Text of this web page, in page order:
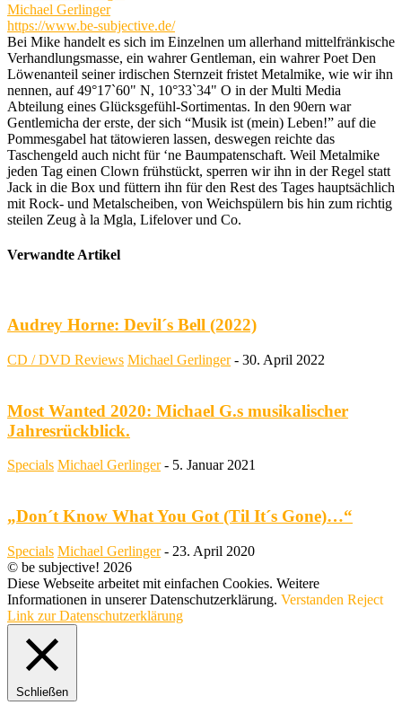
Michael Gerlinger
https://www.be-subjective.de/
Bei Mike handelt es sich im Einzelnen um allerhand mittelfränkische
Verhandlungsmasse, ein wahrer Gentleman, ein wahrer Poet Den
Löwenanteil seiner irdischen Sternzeit fristet Metalmike, wie wir ihn
nennen, auf 49°17`60" N, 10°33`34" O in der Multi Media
Abteilung eines Glücksgefühl-Sortimentas. In den 90ern war
Gentlemicha der erste, der sich “Musik ist (mein) Leben!” auf die
Pommesgabel hat tätowieren lassen, deswegen reichte das
Taschengeld auch nicht für ‘ne Baumpatenschaft. Weil Metalmike
jeden Tag einen Clown frühstückt, sperren wir ihn in der Regel statt
Jack in die Box und füttern ihn für den Rest des Tages hauptsächlich
mit Rock- und Metalscheiben, von Weichspülern bis hin zum richtig
steilen Zeug à la Mgla, Lifelover und Co.
Verwandte Artikel
Audrey Horne: Devil´s Bell (2022)
CD / DVD Reviews Michael Gerlinger - 30. April 2022
Most Wanted 2020: Michael G.s musikalischer
Jahresrückblick.
Specials Michael Gerlinger - 5. Januar 2021
„Don´t Know What You Got (Til It´s Gone)…“
Specials Michael Gerlinger - 23. April 2020
© be subjective! 2026
Diese Webseite arbeitet mit einfachen Cookies. Weitere
Informationen in unserer Datenschutzerklärung. Verstanden Reject
Link zur Datenschutzerklärung
Schließen